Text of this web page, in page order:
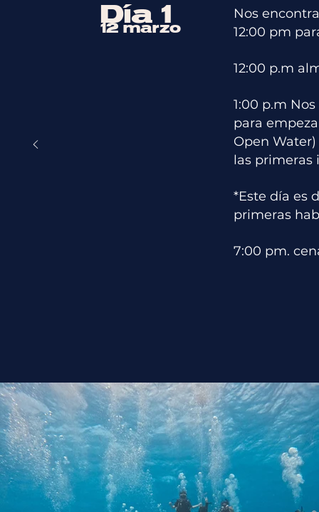
Día 1
12 marzo
Nos
12:00 pm
12:00 p.m
1:00 p.m
para
Open
las primeras
*Este día es
primeras
7:00 pm.